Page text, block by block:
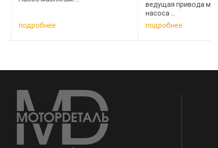
подробнее
ведущая привода
насоса ...
подробнее